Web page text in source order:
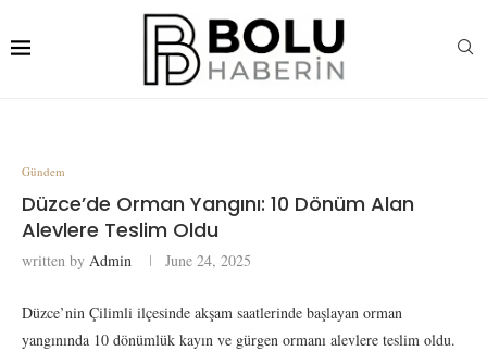
Gündem
Düzce’de Orman Yangını: 10 Dönüm Alan
Alevlere Teslim Oldu
written by Admin June 24, 2025
Düzce’nin Çilimli ilçesinde akşam saatlerinde başlayan orman
yangınında 10 dönümlük kayın ve gürgen ormanı alevlere teslim oldu.